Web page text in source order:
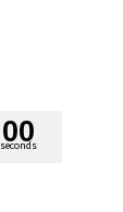
seconds
00